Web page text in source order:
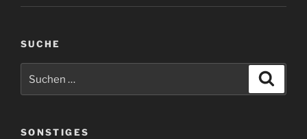
SUCHE
nach:
SONSTIGES